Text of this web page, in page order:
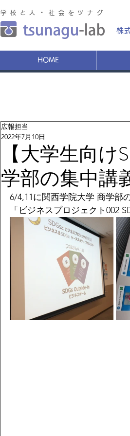
学校と人・社会をツナグ
株
HOME
【大学生向
学部の集中講
広報担当
2022年7月10日
6/4,11に関西学院大学 商学部
「ビジネスプロジェクト002